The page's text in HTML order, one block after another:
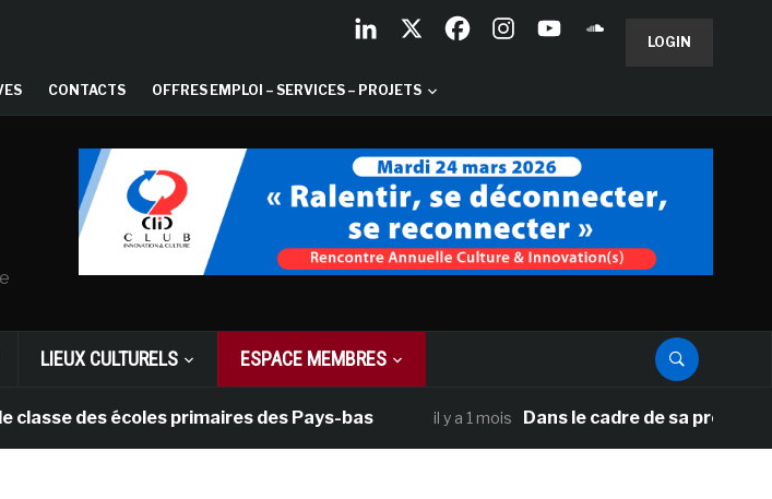
LOGIN
CONTACTS OFFRES EMPLOI – SERVICES – PROJETS
LIEUX CULTURELS ESPACE MEMBRES
des écoles primaires des Pays-bas il y a 1 mois Dans le cadre de sa